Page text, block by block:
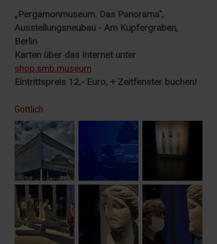
„Pergamonmuseum. Das Panorama",
Ausstellungsneubau - Am Kupfergraben,
Berlin
Karten über das Internet unter
shop.smb.museum
Eintrittspreis 12,- Euro, + Zeitfenster buchen!
Göttlich